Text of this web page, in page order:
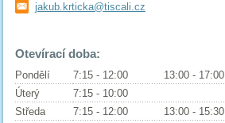
jakub.krticka@tiscali.cz
Otevírací doba:
Pondělí 7:15 - 12:00
13:00 - 17:00
Úterý
7:15 - 10:00
Středa
7:15 - 12:00
13:00 - 15:30